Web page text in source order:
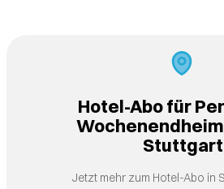
Hotel-Abo für
Jetzt mehr zum Hotel-Abo in